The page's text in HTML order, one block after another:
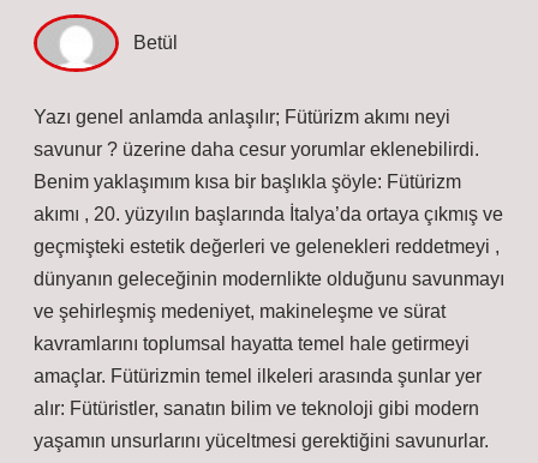
Yazı genel anlamda anlaşılır; Fütürizm akımı neyi
savunur ? üzerine daha cesur yorumlar eklenebilirdi.
Benim yaklaşımım kısa bir başlıkla şöyle: Fütürizm
akımı , 20. yüzyılın başlarında İtalya’da ortaya çıkmış ve
geçmişteki estetik değerleri ve gelenekleri reddetmeyi ,
dünyanın geleceğinin modernlikte olduğunu savunmayı
ve şehirleşmiş medeniyet, makineleşme ve sürat
kavramlarını toplumsal hayatta temel hale getirmeyi
amaçlar. Fütürizmin temel ilkeleri arasında şunlar yer
alır: Fütüristler, sanatın bilim ve teknoloji gibi modern
yaşamın unsurlarını yüceltmesi gerektiğini savunurlar.